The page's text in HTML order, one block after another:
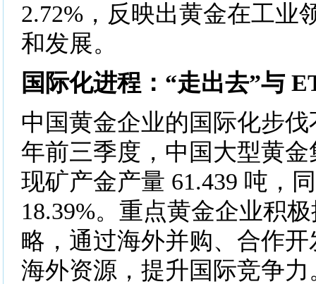
2.72%，反映出黄金在工业
和发展。
国际化进程：“走出去”与
中国黄金企业的国际化步伐
年前三季度，中国大型黄
现矿产金产量 61.439 吨，
18.39%。重点黄金企业积
略，通过海外并购、合作
海外资源，提升国际竞争